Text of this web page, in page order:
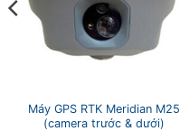
Máy GPS RTK Meridian M25
(camera trước & dưới)